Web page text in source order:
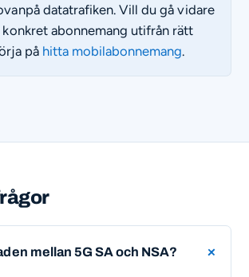
datatrafiken. Vill du gå vidare
abonnemang utifrån rätt
på hitta mobilabonnemang.
mellan 5G SA och NSA?